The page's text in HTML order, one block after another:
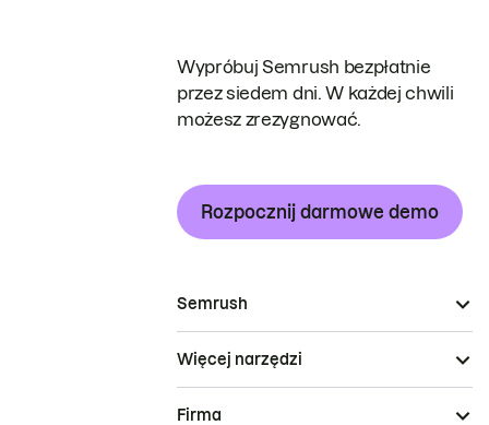
Wypróbuj Semrush bezpłatnie
przez siedem dni. W każdej chwili
możesz zrezygnować.
Rozpocznij darmowe demo
Semrush
Więcej narzędzi
Firma